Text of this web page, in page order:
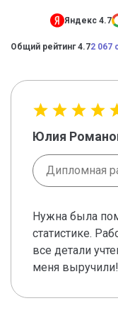
Яндекс 4.7
Общий рейтинг 4.72 067
Юлия
Дипломная
Нужна была
статистике.
все детали
меня выручили!